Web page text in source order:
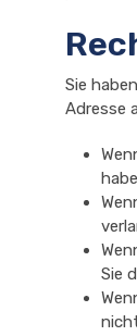
Sie
Adresse
Sie